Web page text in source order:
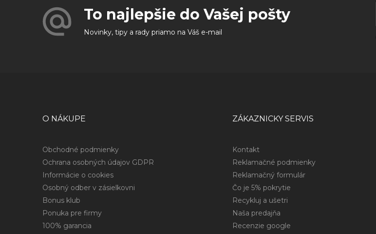
To najlepšie do Vašej pošty
Novinky, tipy a rady priamo na Váš e-mail
O NÁKUPE
Obchodné podmienky
Ochrana osobných údajov GDPR
Informácie o cookies
Osobný odber v zásielkovni
Bonus klub
Ponuka pre firmy
100% garancia
ZÁKAZNICKY SERVIS
Kontakt
Reklamačné podmienky
Reklamačný formulár
Čo je 5% pokrytie
Recykluj a ušetri
Naša predajňa
Recenzie google